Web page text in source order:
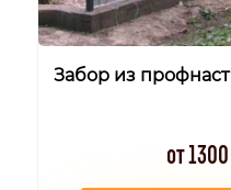
Забор из
от